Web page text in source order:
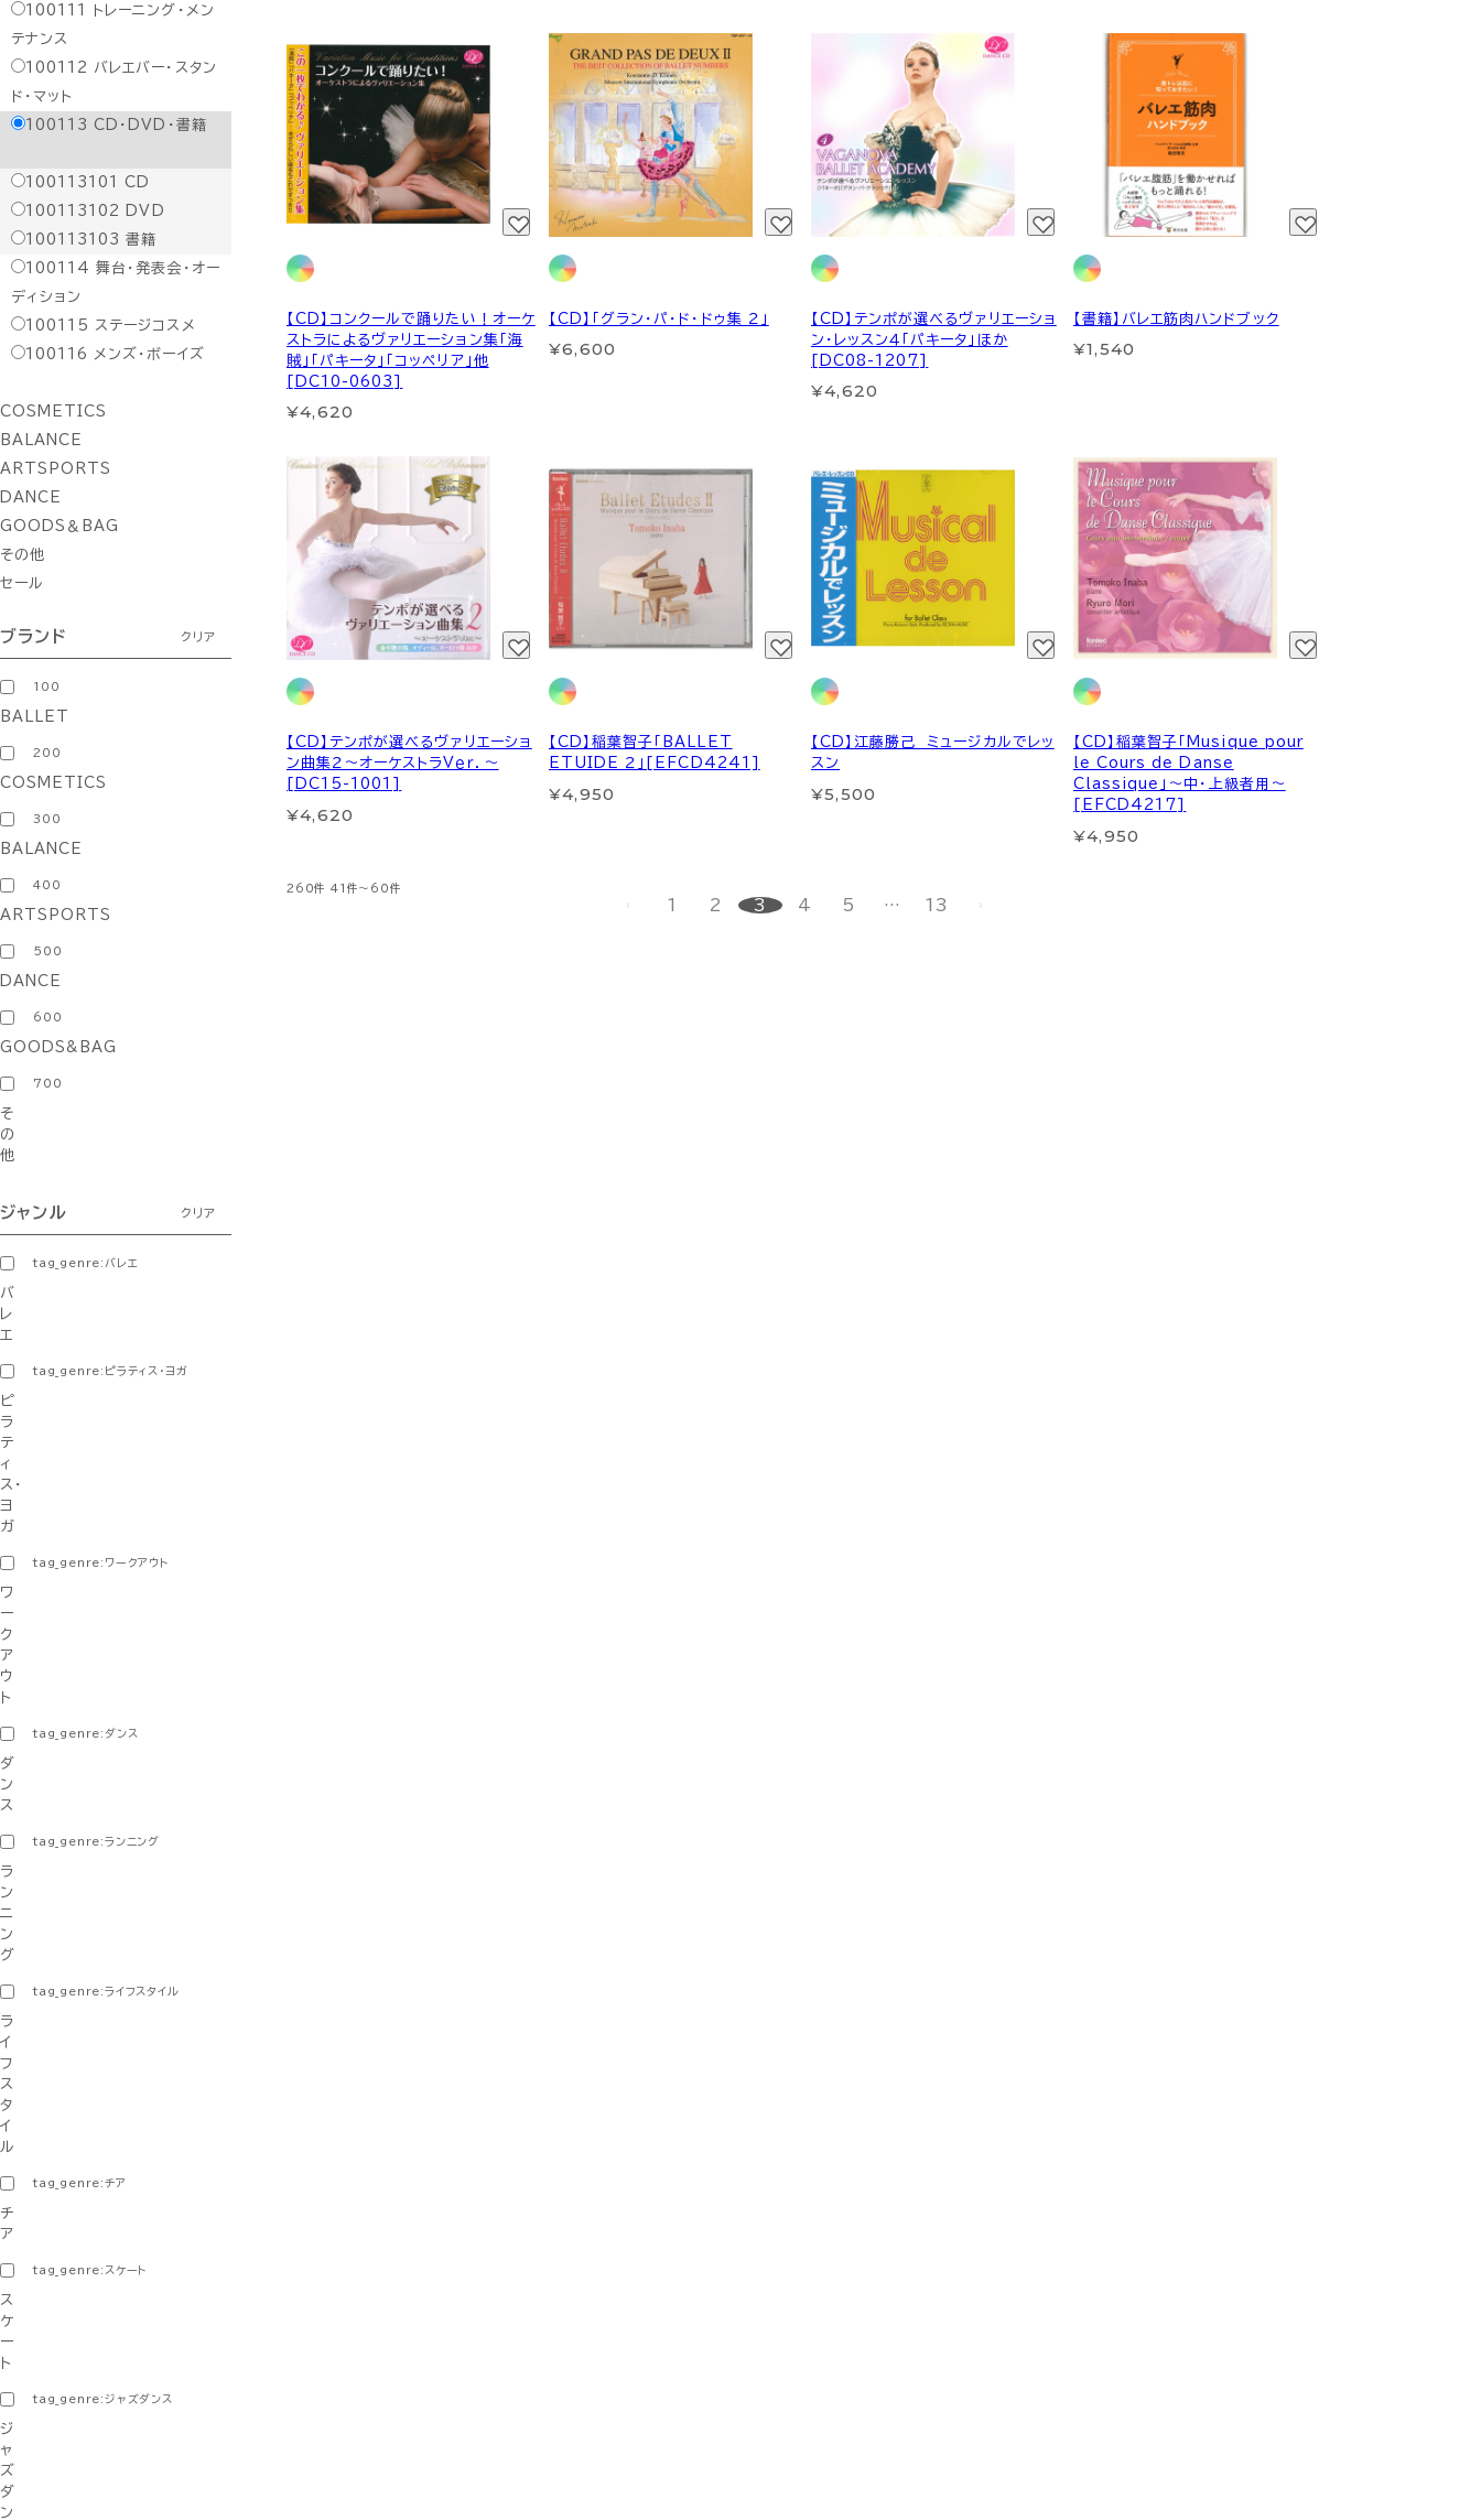
100111
トレーニング・メン
テナンス
100112
バレエバー・スタン
ド・マット
100113 CD・DVD・書籍
100113101
CD
100113102
DVD
100113103 書籍
100114 舞台・発表会・オー
ディション
100115
ステージコスメ
100116
メンズ・ボーイズ
COSMETICS
BALANCE
ARTSPORTS
DANCE
GOODS＆BAG
その他
セール
ブランド クリア
100
BALLET
200
COSMETICS
300
BALANCE
400
ARTSPORTS
500
DANCE
600
GOODS&BAG
700
そ
の
他
ジャンル クリア
tag_genre:バレエ
バ
レ
エ
tag_genre:ピラティス・ヨガ
ピ
ラ
テ
ィ
ス・
ヨ
ガ
tag_genre:ワークアウト
ワ
ー
ク
ア
ウ
ト
tag_genre:ダンス
ダ
ン
ス
tag_genre:ランニング
ラ
ン
ニ
ン
グ
tag_genre:ライフスタイル
ラ
イ
フ
ス
タ
イ
ル
tag_genre:チア
チ
ア
tag_genre:スケート
ス
ケ
ー
ト
tag_genre:ジャズダンス
ジ
ャ
ズ
ダ
ン
【CD】コンクールで踊りたい！オーケ
ストラによるヴァリエーション集「海
賊」「パキータ」「コッペリア」他
[DC10-0603]
¥4,620
【CD】「グラン・パ・ド・ドゥ集 ２」
¥6,600
【CD】テンポが選べるヴァリエーショ
ン・レッスン４「パキータ」ほか
[DC08-1207]
¥4,620
【書籍】バレエ筋肉ハンドブック
¥1,540
【CD】テンポが選べるヴァリエーショ
ン曲集２～オーケストラＶｅｒ．～
[DC15-1001]
¥4,620
【CD】稲葉智子「BALLET
ETUIDE ２」[EFCD4241]
¥4,950
【CD】江藤勝己 ミュージカルでレッ
スン
¥5,500
【CD】稲葉智子「Musique pour
le Cours de Danse
Classique」～中・上級者用～
[EFCD4217]
¥4,950
260件 41件～60件
1 2 3 4 5 … 13